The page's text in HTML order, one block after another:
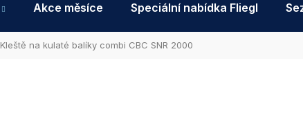
Akce měsíce Speciální nabídka Fliegl
Kleště na kulaté balíky combi CBC SNR 2000